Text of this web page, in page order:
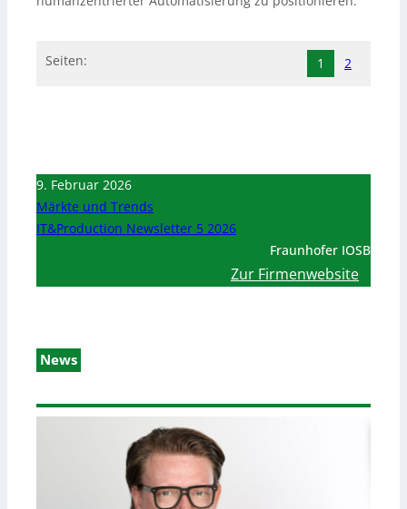
Seiten: 1 2
9. Februar 2026
Märkte und Trends
IT&Production Newsletter 5 2026
Fraunhofer IOSB
Zur Firmenwebsite
News